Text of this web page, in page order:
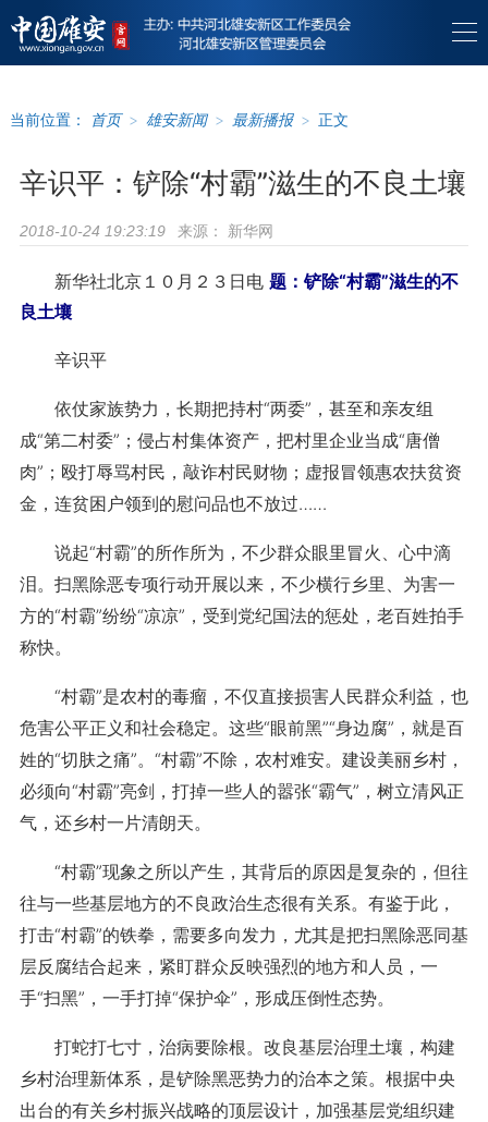
当前位置： 首页 > 雄安新闻 > 最新播报 > 正文
辛识平：铲除“村霸”滋生的不良土壤
2018-10-24 19:23:19 来源： 新华网
新华社北京１０月２３日电 题：铲除“村霸”滋生的不
良土壤
辛识平
依仗家族势力，长期把持村“两委”，甚至和亲友组
成“第二村委”；侵占村集体资产，把村里企业当成“唐僧
肉”；殴打辱骂村民，敲诈村民财物；虚报冒领惠农扶贫资
金，连贫困户领到的慰问品也不放过……
说起“村霸”的所作所为，不少群众眼里冒火、心中滴
泪。扫黑除恶专项行动开展以来，不少横行乡里、为害一
方的“村霸”纷纷“凉凉”，受到党纪国法的惩处，老百姓拍手
称快。
“村霸”是农村的毒瘤，不仅直接损害人民群众利益，也
危害公平正义和社会稳定。这些“眼前黑”“身边腐”，就是百
姓的“切肤之痛”。“村霸”不除，农村难安。建设美丽乡村，
必须向“村霸”亮剑，打掉一些人的嚣张“霸气”，树立清风正
气，还乡村一片清朗天。
“村霸”现象之所以产生，其背后的原因是复杂的，但往
往与一些基层地方的不良政治生态很有关系。有鉴于此，
打击“村霸”的铁拳，需要多向发力，尤其是把扫黑除恶同基
层反腐结合起来，紧盯群众反映强烈的地方和人员，一
手“扫黑”，一手打掉“保护伞”，形成压倒性态势。
打蛇打七寸，治病要除根。改良基层治理土壤，构建
乡村治理新体系，是铲除黑恶势力的治本之策。根据中央
出台的有关乡村振兴战略的顶层设计，加强基层党组织建